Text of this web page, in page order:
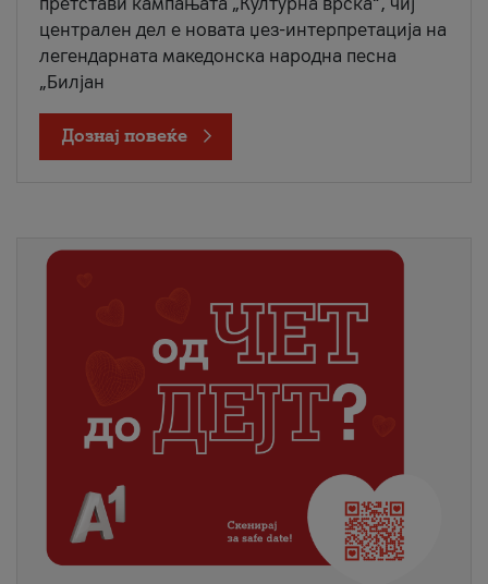
централен дел е новата џез-интерпретација на
легендарната македонска народна песна
„Билјан
Дознај повеќе